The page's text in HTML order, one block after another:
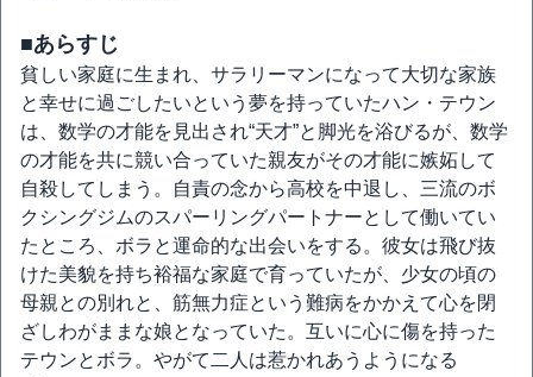
■あらすじ
貧しい家庭に生まれ、サラリーマンになって大切な家族
と幸せに過ごしたいという夢を持っていたハン・テウン
は、数学の才能を見出され“天才”と脚光を浴びるが、数学
の才能を共に競い合っていた親友がその才能に嫉妬して
自殺してしまう。自責の念から高校を中退し、三流のボ
クシングジムのスパーリングパートナーとして働いてい
たところ、ボラと運命的な出会いをする。彼女は飛び抜
けた美貌を持ち裕福な家庭で育っていたが、少女の頃の
母親との別れと、筋無力症という難病をかかえて心を閉
ざしわがままな娘となっていた。互いに心に傷を持った
テウンとボラ。やがて二人は惹かれあうようになる